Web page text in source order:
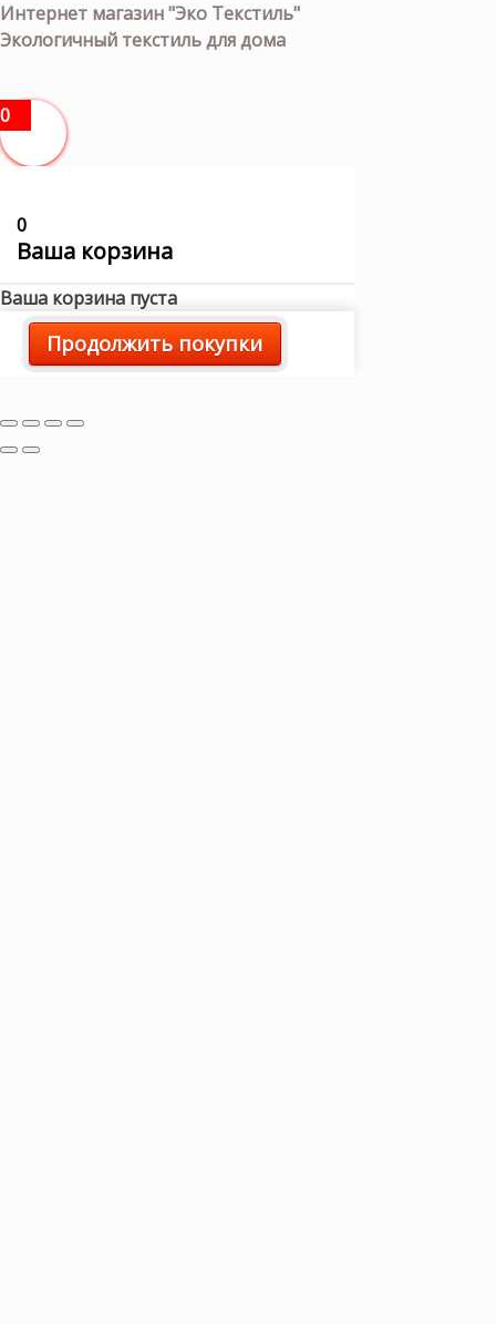
Интернет магазин "Эко Текстиль"
Экологичный текстиль для дома
0
0
Ваша корзина
Ваша корзина пуста
Продолжить покупки